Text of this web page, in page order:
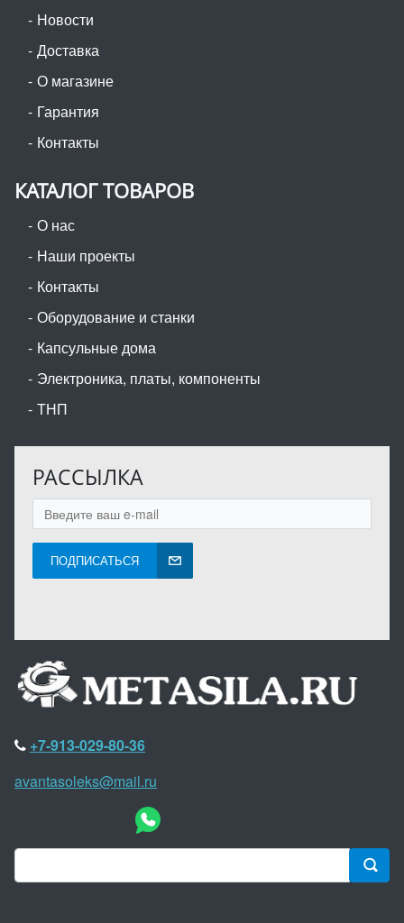
Новости
Доставка
О магазине
Гарантия
Контакты
КАТАЛОГ ТОВАРОВ
О нас
Наши проекты
Контакты
Оборудование и станки
Капсульные дома
Электроника, платы, компоненты
ТНП
РАССЫЛКА
ПОДПИСАТЬСЯ
+7-913-029-80-36
avantasoleks@mail.ru